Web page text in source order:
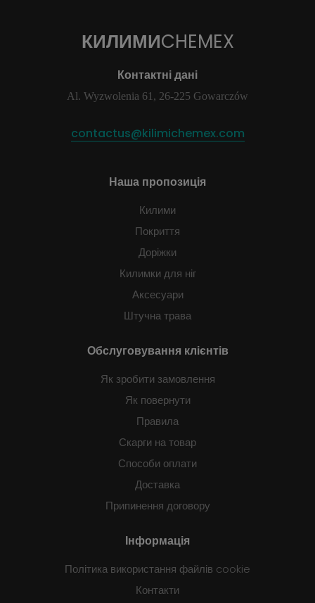
КИЛИМИCHEMEX
Контактні дані
Al. Wyzwolenia 61, 26-225 Gowarczów
contactus@kilimichemex.com
Наша пропозиція
Килими
Покриття
Доріжки
Килимки для ніг
Аксесуари
Штучна трава
Обслуговування клієнтів
Як зробити замовлення
Як повернути
Правила
Скарги на товар
Способи оплати
Доставка
Припинення договору
Інформація
Політика використання файлів cookie
Контакти